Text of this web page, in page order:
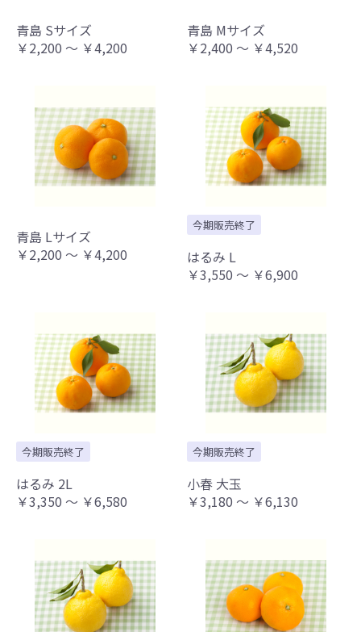
青島 Sサイズ
￥2,200 ～ ￥4,200
青島 Mサイズ
￥2,400 ～ ￥4,520
青島 Lサイズ
￥2,200 ～ ￥4,200
今期販売終了
はるみ L
￥3,550 ～ ￥6,900
今期販売終了
はるみ 2L
￥3,350 ～ ￥6,580
今期販売終了
小春 大玉
￥3,180 ～ ￥6,130
お買い物を続ける カートへ進む